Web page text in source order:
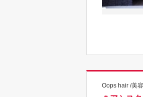
Oops hair /美